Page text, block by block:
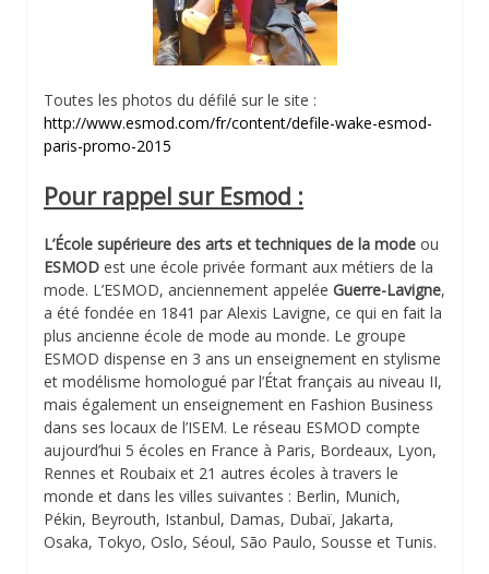
Toutes les photos du défilé sur le site :
http://www.esmod.com/fr/content/defile-wake-esmod-
paris-promo-2015
Pour rappel sur Esmod :
L’École supérieure des arts et techniques de la mode ou
ESMOD est une école privée formant aux métiers de la
mode. L’ESMOD, anciennement appelée Guerre-Lavigne,
a été fondée en 1841 par Alexis Lavigne, ce qui en fait la
plus ancienne école de mode au monde. Le groupe
ESMOD dispense en 3 ans un enseignement en stylisme
et modélisme homologué par l’État français au niveau II,
mais également un enseignement en Fashion Business
dans ses locaux de l’ISEM. Le réseau ESMOD compte
aujourd’hui 5 écoles en France à Paris, Bordeaux, Lyon,
Rennes et Roubaix et 21 autres écoles à travers le
monde et dans les villes suivantes : Berlin, Munich,
Pékin, Beyrouth, Istanbul, Damas, Dubaï, Jakarta,
Osaka, Tokyo, Oslo, Séoul, São Paulo, Sousse et Tunis.